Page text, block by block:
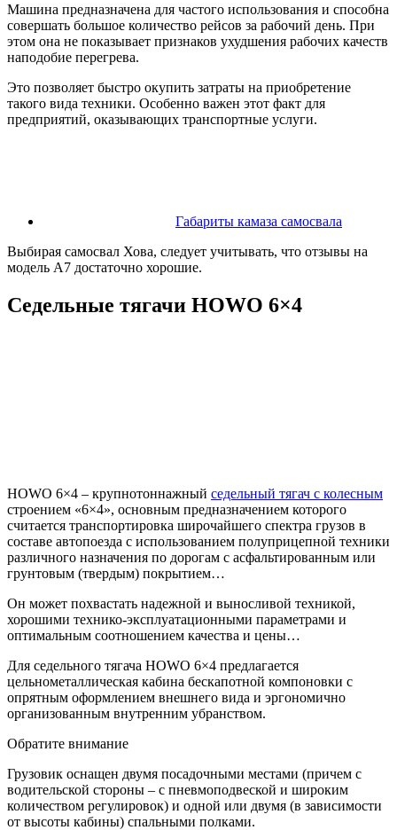
Машина предназначена для частого использования и способна
совершать большое количество рейсов за рабочий день. При
этом она не показывает признаков ухудшения рабочих качеств
наподобие перегрева.
Это позволяет быстро окупить затраты на приобретение
такого вида техники. Особенно важен этот факт для
предприятий, оказывающих транспортные услуги.
Габариты камаза самосвала
Выбирая самосвал Хова, следует учитывать, что отзывы на
модель А7 достаточно хорошие.
Седельные тягачи HOWO 6×4
HOWO 6×4 – крупнотоннажный седельный тягач с колесным
строением «6×4», основным предназначением которого
считается транспортировка широчайшего спектра грузов в
составе автопоезда с использованием полуприцепной техники
различного назначения по дорогам с асфальтированным или
грунтовым (твердым) покрытием…
Он может похвастать надежной и выносливой техникой,
хорошими технико-эксплуатационными параметрами и
оптимальным соотношением качества и цены…
Для седельного тягача HOWO 6×4 предлагается
цельнометаллическая кабина бескапотной компоновки с
опрятным оформлением внешнего вида и эргономично
организованным внутренним убранством.
Обратите внимание
Грузовик оснащен двумя посадочными местами (причем с
водительской стороны – с пневмоподвеской и широким
количеством регулировок) и одной или двумя (в зависимости
от высоты кабины) спальными полками.